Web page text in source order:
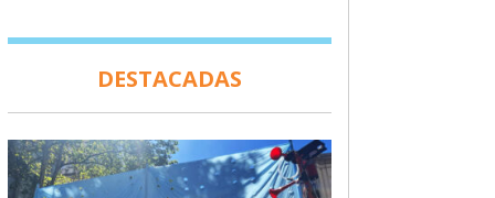
DESTACADAS